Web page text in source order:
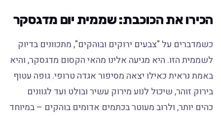
הכירו את הכוכבת: שממית יום מדגסקר
כשמדברים על "צבעים ירוקים ובוהקים", מתכוונים בדיוק
לשממית הזו. היא מגיעה אלינו מהאי הקסום מדגסקר, והיא
באמת נראית כאילו יצאה מסיפור אגדה טרופי. גופה עטוף
בירוק זוהר, שיכול לנוע מירוק עשיר ובולט ועד לגוונים
כהים יותר, ולרוב מעוטר בכתמים אדומים בוהקים – במיוחד